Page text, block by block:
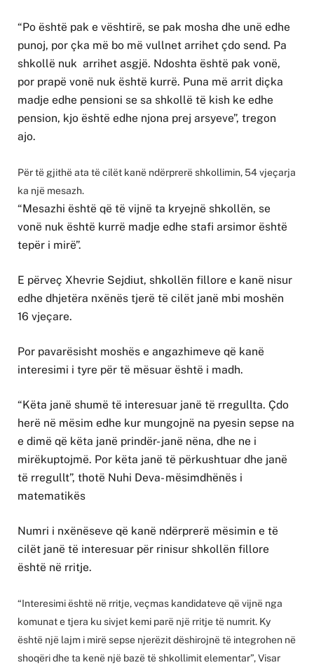
“Po është pak e vështirë, se pak mosha dhe unë edhe
punoj, por çka më bo më vullnet arrihet çdo send. Pa
shkollë nuk arrihet asgjë. Ndoshta është pak vonë,
por prapë vonë nuk është kurrë. Puna më arrit diçka
madje edhe pensioni se sa shkollë të kish ke edhe
pension, kjo është edhe njona prej arsyeve”, tregon
ajo.
Për të gjithë ata të cilët kanë ndërprerë shkollimin, 54 vjeçarja
ka një mesazh.
“Mesazhi është që të vijnë ta kryejnë shkollën, se
vonë nuk është kurrë madje edhe stafi arsimor është
tepër i mirë”.
E përveç Xhevrie Sejdiut, shkollën fillore e kanë nisur
edhe dhjetëra nxënës tjerë të cilët janë mbi moshën
16 vjeçare.
Por pavarësisht moshës e angazhimeve që kanë
interesimi i tyre për të mësuar është i madh.
“Këta janë shumë të interesuar janë të rregullta. Çdo
herë në mësim edhe kur mungojnë na pyesin sepse na
e dimë që këta janë prindër- janë nëna, dhe ne i
mirëkuptojmë. Por këta janë të përkushtuar dhe janë
të rregullt”, thotë Nuhi Deva- mësimdhënës i
matematikës
Numri i nxënëseve që kanë ndërprerë mësimin e të
cilët janë të interesuar për rinisur shkollën fillore
është në rritje.
“Interesimi është në rritje, veçmas kandidateve që vijnë nga
komunat e tjera ku sivjet kemi parë një rritje të numrit. Ky
është një lajm i mirë sepse njerëzit dëshirojnë të integrohen në
shoqëri dhe ta kenë një bazë të shkollimit elementar”, Visar